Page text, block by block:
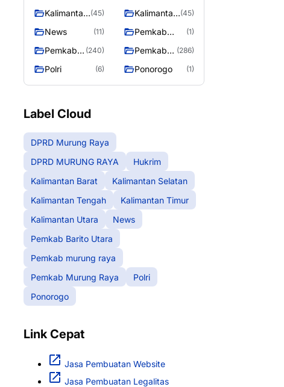
Kalimantan (45)
Kalimantan (45)
News (11)
Pemkab
Barito Utara
(1)
Pemkab
raya
(240)
Pemkab
Raya
(286)
Polri (6) Ponorogo (1)
Label Cloud
DPRD Murung Raya
DPRD MURUNG RAYA
Hukrim
Kalimantan Barat
Kalimantan Selatan
Kalimantan Tengah
Kalimantan Timur
Kalimantan Utara
News
Pemkab Barito Utara
Pemkab murung raya
Pemkab Murung Raya
Polri
Ponorogo
Link Cepat
Jasa Pembuatan Website
Jasa Pembuatan Legalitas